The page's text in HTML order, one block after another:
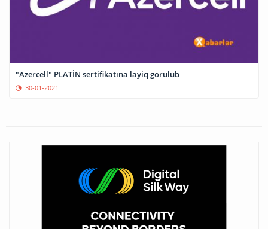
"Azercell" PLATİN sertifikatına layiq görülüb
30-01-2021